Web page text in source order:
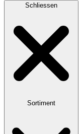
Schliessen
Sortiment